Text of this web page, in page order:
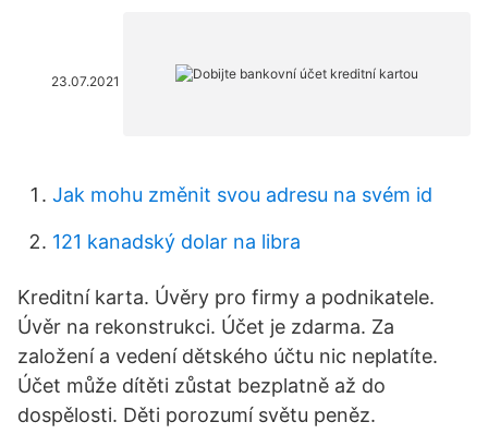
23.07.2021
Jak mohu změnit svou adresu na svém id
121 kanadský dolar na libra
Kreditní karta. Úvěry pro firmy a podnikatele.
Úvěr na rekonstrukci. Účet je zdarma. Za
založení a vedení dětského účtu nic neplatíte.
Účet může dítěti zůstat bezplatně až do
dospělosti. Děti porozumí světu peněz.